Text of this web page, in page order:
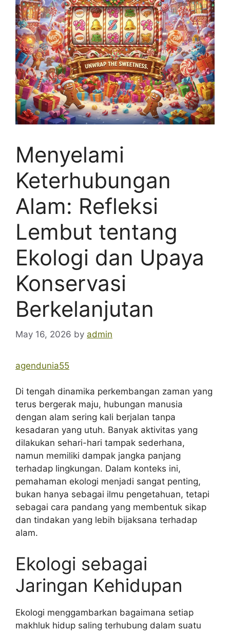
Menyelami
Keterhubungan
Alam: Refleksi
Lembut tentang
Ekologi dan Upaya
Konservasi
Berkelanjutan
May 16, 2026 by admin
agendunia55
Di tengah dinamika perkembangan zaman yang
terus bergerak maju, hubungan manusia
dengan alam sering kali berjalan tanpa
kesadaran yang utuh. Banyak aktivitas yang
dilakukan sehari-hari tampak sederhana,
namun memiliki dampak jangka panjang
terhadap lingkungan. Dalam konteks ini,
pemahaman ekologi menjadi sangat penting,
bukan hanya sebagai ilmu pengetahuan, tetapi
sebagai cara pandang yang membentuk sikap
dan tindakan yang lebih bijaksana terhadap
alam.
Ekologi sebagai
Jaringan Kehidupan
Ekologi menggambarkan bagaimana setiap
makhluk hidup saling terhubung dalam suatu